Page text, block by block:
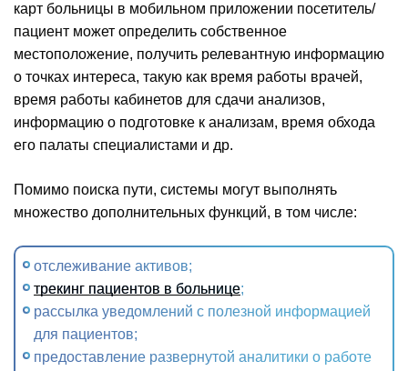
карт больницы в мобильном приложении посетитель/
пациент может определить собственное
местоположение, получить релевантную информацию
о точках интереса, такую как время работы врачей,
время работы кабинетов для сдачи анализов,
информацию о подготовке к анализам, время обхода
его палаты специалистами и др.
Помимо поиска пути, системы могут выполнять
множество дополнительных функций, в том числе:
отслеживание активов;
трекинг пациентов в больнице;
рассылка уведомлений с полезной информацией
для пациентов;
предоставление развернутой аналитики о работе